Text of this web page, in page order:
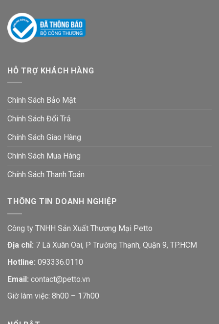
HỖ TRỢ KHÁCH HÀNG
Chính Sách Bảo Mật
Chính Sách Đổi Trả
Chính Sách Giao Hàng
Chính Sách Mua Hàng
Chính Sách Thanh Toán
THÔNG TIN DOANH NGHIỆP
Công ty TNHH Sản Xuất Thương Mại Petto
Địa chỉ: 7 Lã Xuân Oai, P Trường Thạnh, Quận 9, TP.HCM
Hotline: 093336.0110
Email: contact@petto.vn
Giờ làm việc: 8h00 – 17h00